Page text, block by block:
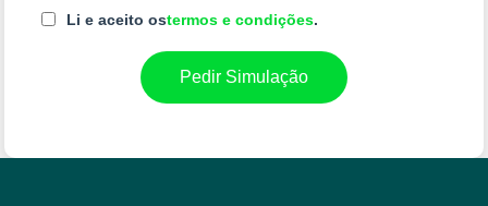
Li e aceito ostermos e condições.
Pedir Simulação